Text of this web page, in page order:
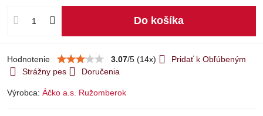
Do košíka
Hodnotenie 3.07/5 (14x)
Pridať k Obľúbeným
Strážny pes
Doručenia
Výrobca: Áčko a.s. Ružomberok